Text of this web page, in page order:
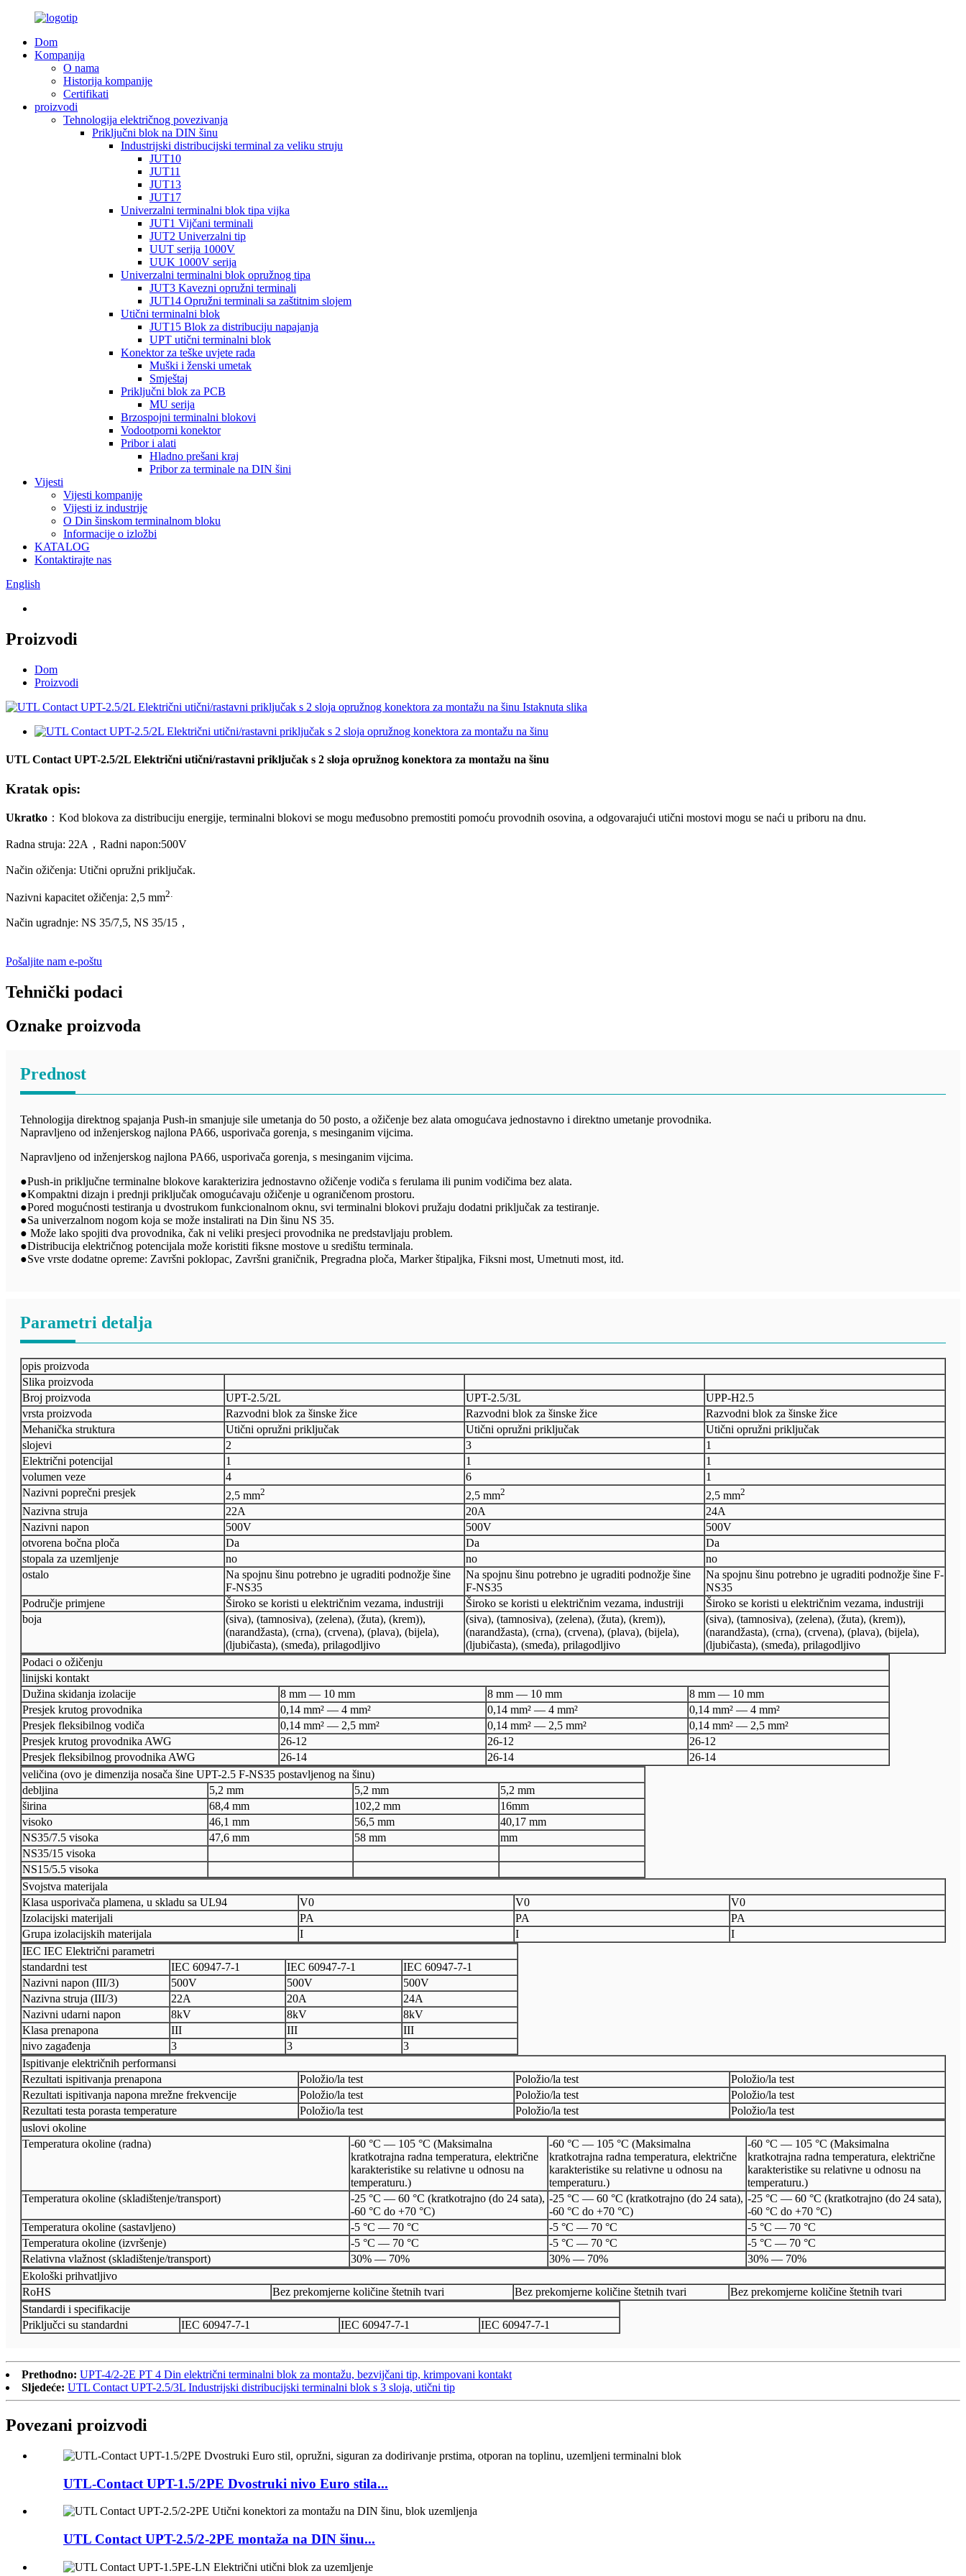
Dom
Kompanija
O nama
Historija kompanije
Certifikati
proizvodi
Tehnologija električnog povezivanja
Priključni blok na DIN šinu
Industrijski distribucijski terminal za veliku struju
JUT10
JUT11
JUT13
JUT17
Univerzalni terminalni blok tipa vijka
JUT1 Vijčani terminali
JUT2 Univerzalni tip
UUT serija 1000V
UUK 1000V serija
Univerzalni terminalni blok opružnog tipa
JUT3 Kavezni opružni terminali
JUT14 Opružni terminali sa zaštitnim slojem
Utični terminalni blok
JUT15 Blok za distribuciju napajanja
UPT utični terminalni blok
Konektor za teške uvjete rada
Muški i ženski umetak
Smještaj
Priključni blok za PCB
MU serija
Brzospojni terminalni blokovi
Vodootporni konektor
Pribor i alati
Hladno prešani kraj
Pribor za terminale na DIN šini
Vijesti
Vijesti kompanije
Vijesti iz industrije
O Din šinskom terminalnom bloku
Informacije o izložbi
KATALOG
Kontaktirajte nas
English
Proizvodi
Dom
Proizvodi
UTL Contact UPT-2.5/2L Električni utični/rastavni priključak s 2 sloja opružnog konektora za montažu na šinu
Kratak opis:
Ukratko ： Kod blokova za distribuciju energije, terminalni blokovi se mogu međusobno premostiti pomoću provodnih osovina, a odgovarajući utični mostovi mogu se naći u priboru na dnu.
Radna struja: 22A ， Radni napon:500V
Način ožičenja: Utični opružni priključak.
Nazivni kapacitet ožičenja: 2,5 mm2.
Način ugradnje: NS 35/7,5, NS 35/15 ，
Pošaljite nam e-poštu
Tehnički podaci
Oznake proizvoda
Prednost
Tehnologija direktnog spajanja Push-in smanjuje sile umetanja do 50 posto, a ožičenje bez alata omogućava jednostavno i direktno umetanje provodnika.
Napravljeno od inženjerskog najlona PA66, usporivača gorenja, s mesinganim vijcima.
Napravljeno od inženjerskog najlona PA66, usporivača gorenja, s mesinganim vijcima.
●Push-in priključne terminalne blokove karakterizira jednostavno ožičenje vodiča s ferulama ili punim vodičima bez alata.
●Kompaktni dizajn i prednji priključak omogućavaju ožičenje u ograničenom prostoru.
●Pored mogućnosti testiranja u dvostrukom funkcionalnom oknu, svi terminalni blokovi pružaju dodatni priključak za testiranje.
●Sa univerzalnom nogom koja se može instalirati na Din šinu NS 35.
● Može lako spojiti dva provodnika, čak ni veliki presjeci provodnika ne predstavljaju problem.
●Distribucija električnog potencijala može koristiti fiksne mostove u središtu terminala.
●Sve vrste dodatne opreme: Završni poklopac, Završni graničnik, Pregradna ploča, Marker štipaljka, Fiksni most, Umetnuti most, itd.
Parametri detalja
opis proizvoda
Slika proizvoda
Broj proizvoda
UPT-2.5/2L UPT-2.5/3L
UPP-H2.5
vrsta proizvoda
Razvodni blok za šinske žice Razvodni blok za šinske žice
Razvodni blok za šinske žice
Mehanička struktura
Utični opružni priključak Utični opružni priključak
Utični opružni priključak
slojevi
2 3
1
Električni potencijal
1 1
1
volumen veze
4 6
1
Nazivni poprečni presjek
2,5 mm2 2,5 mm2 2,5 mm2
Nazivna struja 22A 20A
24A
Nazivni napon
500V 500V
500V
otvorena bočna ploča
Da Da
Da
stopala za uzemljenje
no no
no
ostalo
Na spojnu šinu potrebno je ugraditi podnožje šine
F-NS35
Na spojnu šinu potrebno je ugraditi podnožje šine
F-NS35
Na spojnu šinu potrebno je ugraditi podnožje šine F-
NS35
Područje primjene
Široko se koristi u električnim vezama, industriji Široko se koristi u električnim vezama, industriji
Široko se koristi u električnim vezama, industriji
boja
(siva), (tamnosiva), (zelena), (žuta), (krem)),
(narandžasta), (crna), (crvena), (plava), (bijela),
(ljubičasta), (smeđa), prilagodljivo
(siva), (tamnosiva), (zelena), (žuta), (krem)),
(narandžasta), (crna), (crvena), (plava), (bijela),
(ljubičasta), (smeđa), prilagodljivo
(siva), (tamnosiva), (zelena), (žuta), (krem)),
(narandžasta), (crna), (crvena), (plava), (bijela),
(ljubičasta), (smeđa), prilagodljivo
Podaci o ožičenju
linijski kontakt
Dužina skidanja izolacije
8 mm — 10 mm 8 mm — 10 mm
8 mm — 10 mm
Presjek krutog provodnika
0,14 mm² — 4 mm² 0,14 mm² — 4 mm²
0,14 mm² — 4 mm²
Presjek fleksibilnog vodiča
0,14 mm² — 2,5 mm² 0,14 mm² — 2,5 mm²
0,14 mm² — 2,5 mm²
Presjek krutog provodnika AWG
26-12 26-12
26-12
Presjek fleksibilnog provodnika AWG
26-14 26-14
26-14
veličina (ovo je dimenzija nosača šine UPT-2.5 F-NS35 postavljenog na šinu)
debljina
5,2 mm 5,2 mm
5,2 mm
širina
68,4 mm 102,2 mm
16mm
visoko
46,1 mm 56,5 mm
40,17 mm
NS35/7.5 visoka
47,6 mm 58 mm
mm
NS35/15 visoka
NS15/5.5 visoka
Svojstva materijala
Klasa usporivača plamena, u skladu sa UL94
V0 V0
V0
Izolacijski materijali
PA PA
PA
Grupa izolacijskih materijala
I I
I
IEC IEC Električni parametri
standardni test
IEC 60947-7-1 IEC 60947-7-1
IEC 60947-7-1
Nazivni napon (III/3)
500V 500V
500V
Nazivna struja (III/3)
22A 20A
24A
Nazivni udarni napon
8kV 8kV
8kV
Klasa prenapona
III III
III
nivo zagađenja
3 3
3
Ispitivanje električnih performansi
Rezultati ispitivanja prenapona
Položio/la test Položio/la test
Položio/la test
Rezultati ispitivanja napona mrežne frekvencije
Položio/la test Položio/la test
Položio/la test
Rezultati testa porasta temperature
Položio/la test Položio/la test
Položio/la test
uslovi okoline
Temperatura okoline (radna)
-60 °C — 105 °C (Maksimalna
kratkotrajna radna temperatura, električne
karakteristike su relativne u odnosu na
temperaturu.)
-60 °C — 105 °C (Maksimalna
kratkotrajna radna temperatura, električne
karakteristike su relativne u odnosu na
temperaturu.)
-60 °C — 105 °C (Maksimalna
kratkotrajna radna temperatura, električne
karakteristike su relativne u odnosu na
temperaturu.)
Temperatura okoline (skladištenje/transport)
-25 °C — 60 °C (kratkotrajno (do 24 sata),
-60 °C do +70 °C)
-25 °C — 60 °C (kratkotrajno (do 24 sata),
-60 °C do +70 °C)
-25 °C — 60 °C (kratkotrajno (do 24 sata),
-60 °C do +70 °C)
Temperatura okoline (sastavljeno)
-5 °C — 70 °C -5 °C — 70 °C
-5 °C — 70 °C
Temperatura okoline (izvršenje)
-5 °C — 70 °C -5 °C — 70 °C
-5 °C — 70 °C
Relativna vlažnost (skladištenje/transport)
30% — 70% 30% — 70%
30% — 70%
Ekološki prihvatljivo
RoHS
Bez prekomjerne količine štetnih tvari Bez prekomjerne količine štetnih tvari
Bez prekomjerne količine štetnih tvari
Standardi i specifikacije
Priključci su standardni
IEC 60947-7-1 IEC 60947-7-1 IEC 60947-7-1
Prethodno: UPT-4/2-2E PT 4 Din električni terminalni blok za montažu, bezvijčani tip, krimpovani kontakt
Sljedeće: UTL Contact UPT-2.5/3L Industrijski distribucijski terminalni blok s 3 sloja, utični tip
Povezani proizvodi
UTL-Contact UPT-1.5/2PE Dvostruki nivo Euro stila...
UTL Contact UPT-2.5/2-2PE montaža na DIN šinu...